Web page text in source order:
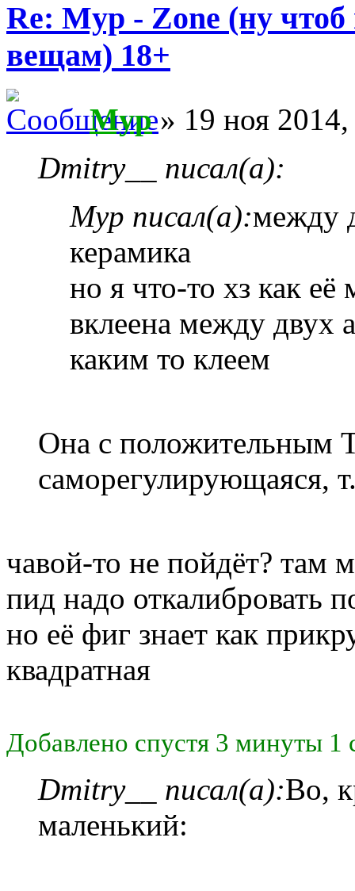
Re: Myp - Zone (ну
вещам) 18+
Myp» 19 ноя
Dmitry__ писал(а):
Myp писал(а):между
керамика
но я что-то хз как
вклеена между двух
каким то клеем
Она с положительным
саморегулирующаяся,
чавой-то не пойдёт? там
пид надо откалибровать
но её фиг знает как
квадратная
Добавлено спустя 3 минуты 1
Dmitry__ писал(а):Во,
маленький: